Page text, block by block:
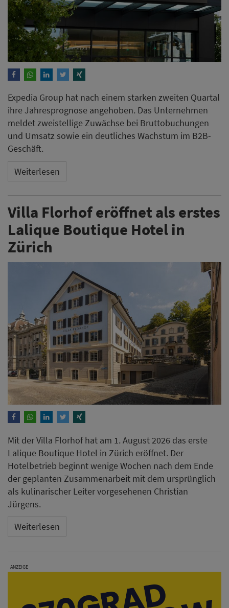
Expedia Group hat nach einem starken zweiten Quartal
ihre Jahresprognose angehoben. Das Unternehmen
meldet zweistellige Zuwächse bei Bruttobuchungen
und Umsatz sowie ein deutliches Wachstum im B2B-
Geschäft.
Weiterlesen
Villa Florhof eröffnet als erstes
Lalique Boutique Hotel in
Zürich
Mit der Villa Florhof hat am 1. August 2026 das erste
Lalique Boutique Hotel in Zürich eröffnet. Der
Hotelbetrieb beginnt wenige Wochen nach dem Ende
der geplanten Zusammenarbeit mit dem ursprünglich
als kulinarischer Leiter vorgesehenen Christian
Jürgens.
Weiterlesen
ANZEIGE